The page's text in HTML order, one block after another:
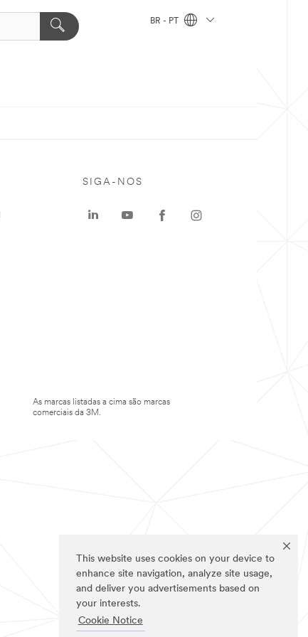
This website uses cookies on your device to
enhance site navigation, analyze site usage,
and deliver you advertisements based on
your interests.
Cookie Notice
BR - PT
SIGA-NOS
As marcas listadas a cima são marcas
comerciais da 3M.